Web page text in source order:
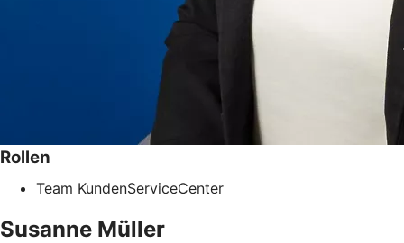
Rollen
Team KundenServiceCenter
Susanne Müller